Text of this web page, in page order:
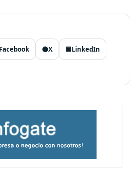
Facebook ⚫X 🟦LinkedIn